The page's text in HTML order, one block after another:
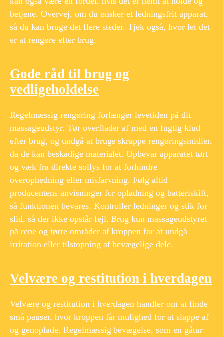
betjene. Overvej, om du ønsker et ledningsfrit apparat,
så du kan bruge det flere steder. Tjek også, hvor let det
er at rengøre efter brug.
Gode råd til brug og
vedligeholdelse
Regelmæssig rengøring forlænger levetiden på dit
massageudstyr. Tør overflader af med en fugtig klud
efter brug, og undgå at bruge skrappe rengøringsmidler,
da de kan beskadige materialet. Opbevar apparatet tørt
og væk fra direkte sollys for at forhindre
overophedning eller misfarvning. Følg altid
producentens anvisninger for opladning og batteriskift,
så funktionen bevares. Kontroller ledninger og stik for
slid, så der ikke opstår fejl. Brug kun massageudstyret
på rene og tørre områder af kroppen for at undgå
irritation eller tilstopning af bevægelige dele.
Velvære og restitution i hverdagen
Velvære og restitution i hverdagen handler om at finde
små pauser, hvor kroppen får mulighed for at slappe af
og genoplade. Regelmæssig bevægelse, som en gåtur